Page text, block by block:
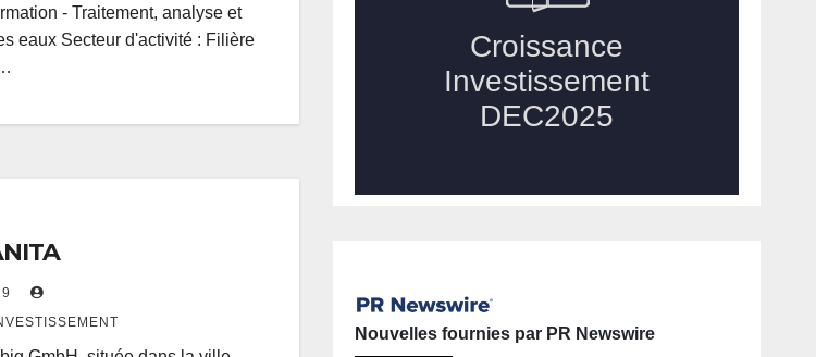
- Traitement, analyse et
eaux Secteur d'activité : Filière
Nouvelles fournies par PR Newswire